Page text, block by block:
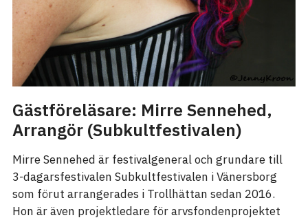
Gästföreläsare: Mirre Sennehed,
Arrangör (Subkultfestivalen)
Mirre Sennehed är festivalgeneral och grundare till
3-dagarsfestivalen Subkultfestivalen i Vänersborg
som förut arrangerades i Trollhättan sedan 2016.
Hon är även projektledare för arvsfondenprojektet